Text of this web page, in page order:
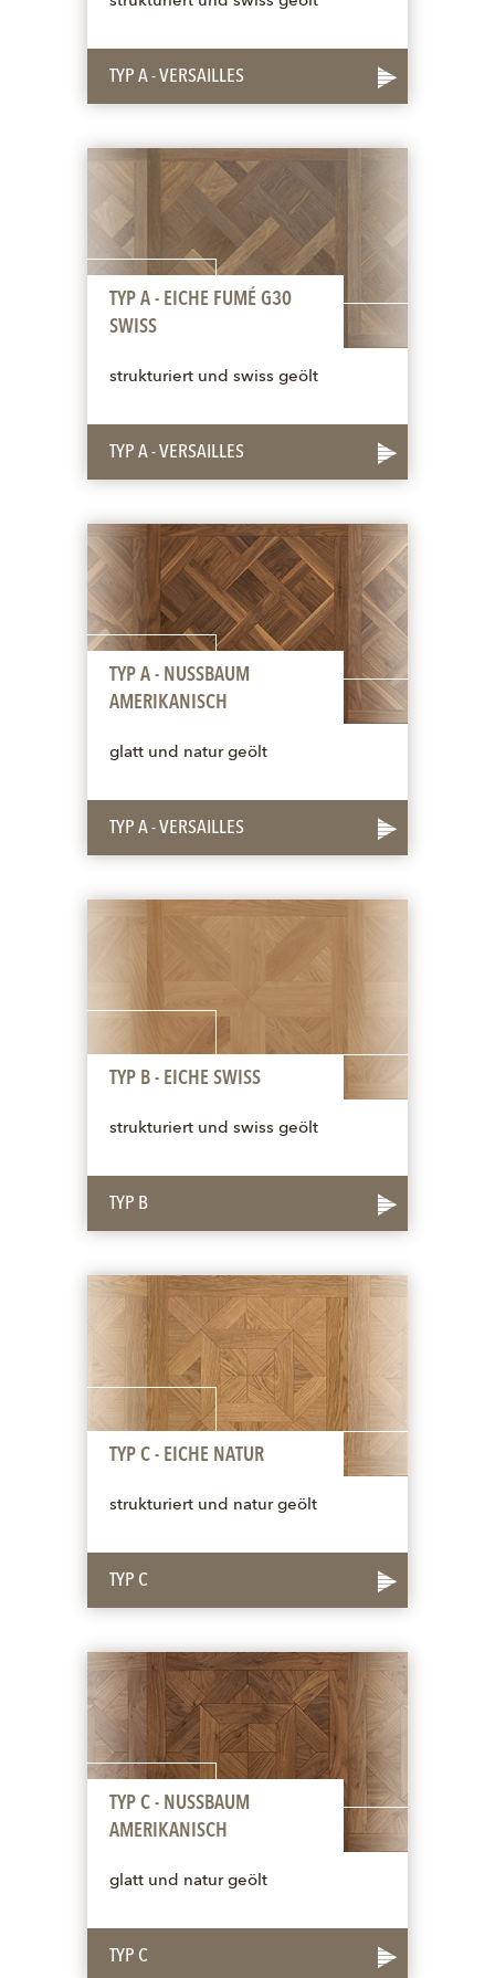
TYP A - VERSAILLES
TYP A - EICHE FUMÉ G30
SWISS
strukturiert und swiss geölt
TYP A - VERSAILLES
TYP A - NUSSBAUM
AMERIKANISCH
glatt und natur geölt
TYP A - VERSAILLES
TYP B - EICHE SWISS
strukturiert und swiss geölt
TYP B
TYP C - EICHE NATUR
strukturiert und natur geölt
TYP C
TYP C - NUSSBAUM
AMERIKANISCH
glatt und natur geölt
TYP C